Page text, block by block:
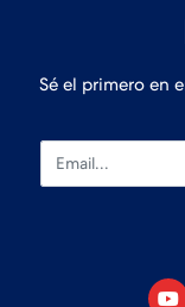
Sé el primero en
Email